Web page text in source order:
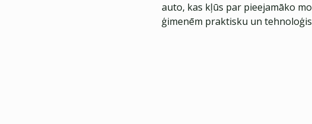
auto, kas kļūs par pieejamāko
ģimenēm praktisku un